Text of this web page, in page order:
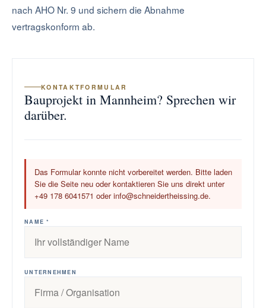
nach AHO Nr. 9 und sichern die Abnahme
vertragskonform ab.
KONTAKTFORMULAR
Bauprojekt in Mannheim? Sprechen wir
darüber.
Das Formular konnte nicht vorbereitet werden. Bitte laden
Sie die Seite neu oder kontaktieren Sie uns direkt unter
+49 178 6041571 oder info@schneidertheissing.de.
NAME *
UNTERNEHMEN